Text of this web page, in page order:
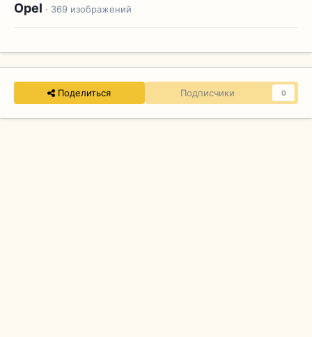
Opel · 369 изображений
Поделиться Подписчики 0